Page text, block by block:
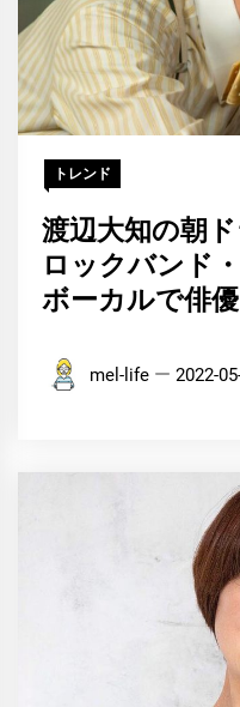
トレンド
渡辺大知の朝
ロックバンド
ボーカルで俳
mel-life 2022-